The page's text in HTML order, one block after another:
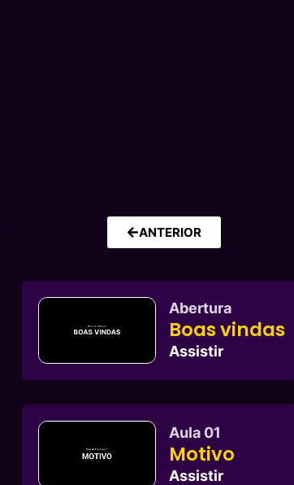
ANTERIOR
Abertura
Boas vindas
Assistir
Aula 01
Motivo
Assistir